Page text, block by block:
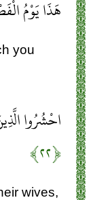
هَذَا يَوْمُ
you
احْشُرُوا
﴿۲۲﴾
wives,